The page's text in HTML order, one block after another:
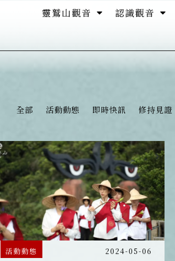
靈鷲山觀音 認識觀音
全部 活動動態 即時快訊 修持見證
活動動態 2024-05-06